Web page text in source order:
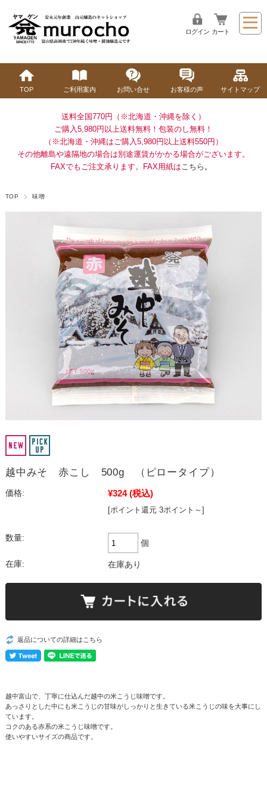
ログイン カート
TOP ご利用案内 お問い合せ お客様の声 サイトマップ
送料全国770円（※北海道・沖縄を除く）
ご購入5,980円以上送料無料！ 包装のし無料！
（※北海道・沖縄はご購入5,980円以上送料550円）
その他離島や遠隔地の場合は別途運賃がかかる場合がございます。
FAXでもご注文承ります。FAX用紙は こちら 。
TOP 味噌
越中みそ 赤こし 500g （ピロータイプ）
価格: ¥324 (税込)
[ポイント還元 3ポイント～]
数量:
個
在庫: 在庫あり
返品についての詳細はこちら
越中富山で、丁寧に仕込んだ越中の米こうじ味噌です。
あっさりとした中にも米こうじの甘味がしっかりと生きている米こうじの味を大事にし
ています。
コクのある赤系の米こうじ味噌です。
使いやすいサイズの商品です。